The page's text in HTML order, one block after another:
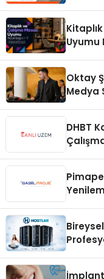
Uyumu
Oktay
Medya
DHBT
İmplant